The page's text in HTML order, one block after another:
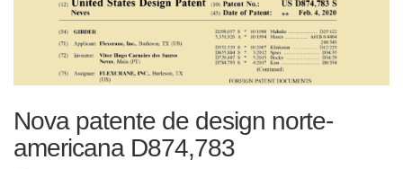
Nova patente de design norte-
americana D874,783